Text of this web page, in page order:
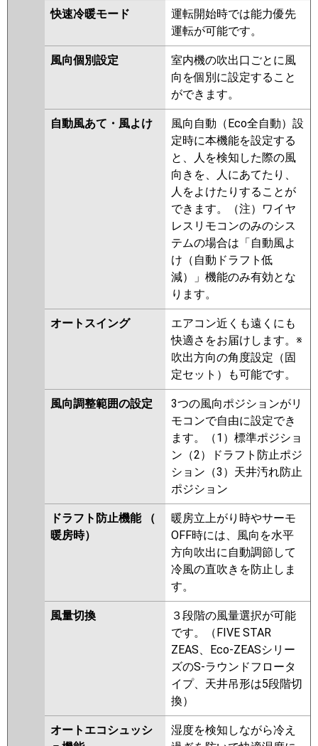
快速冷暖モード
運転開始時では能力優先
運転が可能です。
風向個別設定
室内機の吹出口ごとに風
向を個別に設定すること
ができます。
自動風あて・風よけ
風向自動（Eco全自動）設
定時に本機能を設定する
と、人を検知した際の風
向きを、人にあてたり、
人をよけたりすることが
できます。（注）ワイヤ
レスリモコンのみのシス
テムの場合は「自動風よ
け（自動ドラフト低
減）」機能のみ有効とな
ります。
オートスイング
エアコン近くも遠くにも
快適さをお届けします。※
吹出方向の角度設定（固
定セット）も可能です。
風向調整範囲の設定
3つの風向ポジションがリ
モコンで自由に設定でき
ます。（1）標準ポジショ
ン（2）ドラフト防止ポジ
ション（3）天井汚れ防止
ポジション
ドラフト防止機能 （
暖房時）
暖房立上がり時やサーモ
OFF時には、風向を水平
方向吹出に自動調節して
冷風の直吹きを防止しま
す。
風量切換
３段階の風量選択が可能
です。（FIVE STAR
ZEAS、Eco-ZEASシリー
ズのS-ラウンドフロータ
イプ、天井吊形は5段階切
換）
オートエコシュッシ
湿度を検知しながら冷え